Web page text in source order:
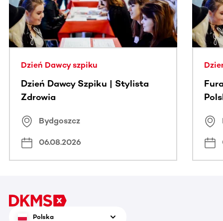
Dzień Dawcy szpiku
Dzień Dawcy Szpiku | Stylista
Zdrowia
Bydgoszcz
06.08.2026
Polska